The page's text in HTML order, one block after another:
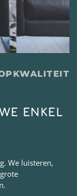
ENKEL
We luisteren,